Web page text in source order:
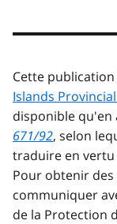
Cette
Islands
disponible qu'en
671/92, selon
traduire en vertu
Pour obtenir
communiquer
de la Protection